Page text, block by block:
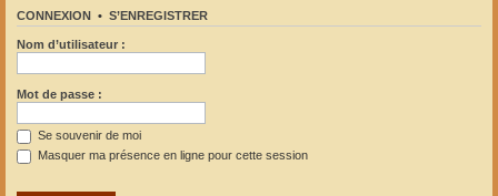
CONNEXION • S’ENREGISTRER
Nom d’utilisateur :
Mot de passe :
Se souvenir de moi
Masquer ma présence en ligne pour cette session